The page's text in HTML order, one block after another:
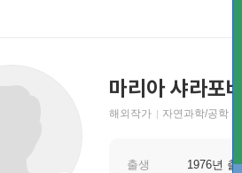
마리아 샤라포바
해외작가
자연과학/공학 저
출생 1976년 출